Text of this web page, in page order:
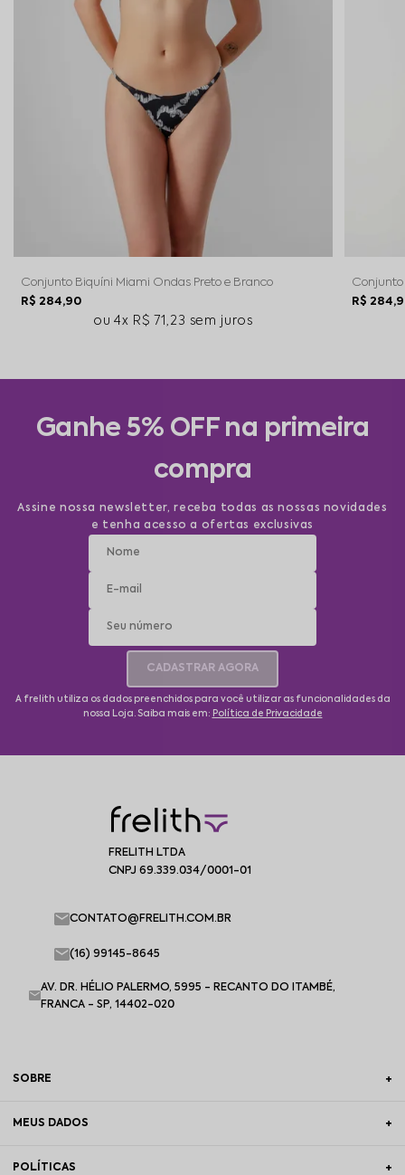
Conjunto Biquíni Miami Ondas Preto e Branco
R$ 284,90
4x R$ 71,23 sem juros
R$
Ganhe 5% OFF na primeira
compra
Assine nossa newsletter, receba todas as nossas novidades
e tenha acesso a ofertas exclusivas
CADASTRAR AGORA
A frelith utiliza os dados preenchidos para você utilizar as funcionalidades da
nossa Loja. Saiba mais em: Política de Privacidade
FRELITH LTDA
CNPJ 69.339.034/0001-01
CONTATO@FRELITH.COM.BR
(16) 99145-8645
AV. DR. HÉLIO PALERMO, 5995 - RECANTO DO ITAMBÉ,
FRANCA - SP, 14402-020
SOBRE
MEUS DADOS
POLÍTICAS